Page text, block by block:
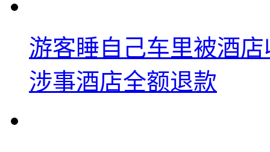
游客睡自己车里被酒
涉事酒店全额退款